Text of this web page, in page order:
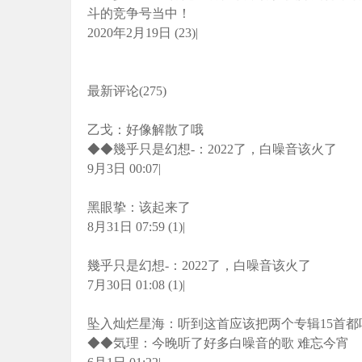
斗的竞争号当中！
2020年2月19日 (23)|
最新评论(275)
乙戈：好像解散了哦
◆◆幾乎只是幻想-：2022了，白噪音该火了
9月3日 00:07|
黑眼挚：该起来了
8月31日 07:59 (1)|
幾乎只是幻想-：2022了，白噪音该火了
7月30日 01:08 (1)|
坠入灿烂星海：听到这首应该把两个专辑15首
◆◆気理：今晚听了好多白噪音的歌 难忘今宵